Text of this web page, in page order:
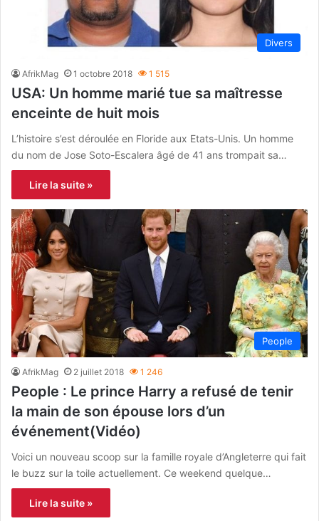
Divers
AfrikMag 1 octobre 2018 1 515
USA: Un homme marié tue sa maîtresse
enceinte de huit mois
L’histoire s’est déroulée en Floride aux Etats-Unis. Un homme
du nom de Jose Soto-Escalera âgé de 41 ans trompait sa…
Lire la suite »
People
AfrikMag 2 juillet 2018 1 246
People : Le prince Harry a refusé de tenir
la main de son épouse lors d’un
événement(Vidéo)
Voici un nouveau scoop sur la famille royale d’Angleterre qui fait
le buzz sur la toile actuellement. Ce weekend quelque…
Lire la suite »